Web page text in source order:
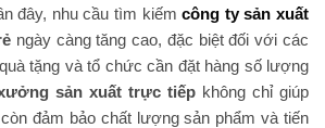
đây, nhu cầu tìm kiếmcông ty sản xuất
ngày càng tăng cao, đặc biệt đối với các
tặng và tổ chức cần đặt hàng số lượng
sản xuất trực tiếp không chỉ giúp
đảm bảo chất lượng sản phẩm và tiến